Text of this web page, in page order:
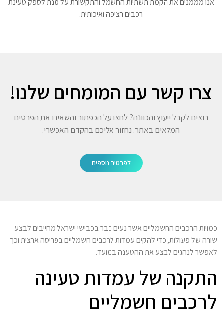
אנו מממנים את הקמת תשתיות החשמל והתקשורת על מנת לספק טעינת
רכבים רציפה ואיכותית.
צרו קשר עם המומחים שלנו!
רוצים לקבל ייעוץ והכוונה? לחצו על הכפתור והשאירו את הפרטים
המלאים באתר. נחזור אליכם בהקדם האפשרי.
לפרטים נוספים
כמויות הרכבים החשמליים אשר נעים כבר בכבישי ישראל מחייבים לבצע
שורה של פעולות, כדי להקים עמדות לרכבים חשמליים בפריסה ארצית וכך
לאפשר לנהגים לבצע את ההטענה במועד.
התקנה של עמדות טעינה
לרכבים חשמליים